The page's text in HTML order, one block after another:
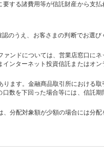
する諸費用等が信託財産から支払
のうえ、お客さまの判断でお選び
ンドについては、営業店窓口にネ
ンターネット投資信託またはオン
ます。金融商品取引所における取
数を下回った場合等には、信託期
分配対象額が少額の場合には分配